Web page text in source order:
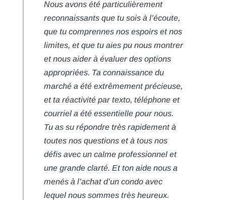
Nous avons été particulièrement
reconnaissants que tu sois à l’écoute,
que tu comprennes nos espoirs et nos
limites, et que tu aies pu nous montrer
et nous aider à évaluer des options
appropriées. Ta connaissance du
marché a été extrêmement précieuse,
et ta réactivité par texto, téléphone et
courriel a été essentielle pour nous.
Tu as su répondre très rapidement à
toutes nos questions et à tous nos
défis avec un calme professionnel et
une grande clarté. Et ton aide nous a
menés à l’achat d’un condo avec
lequel nous sommes très heureux.